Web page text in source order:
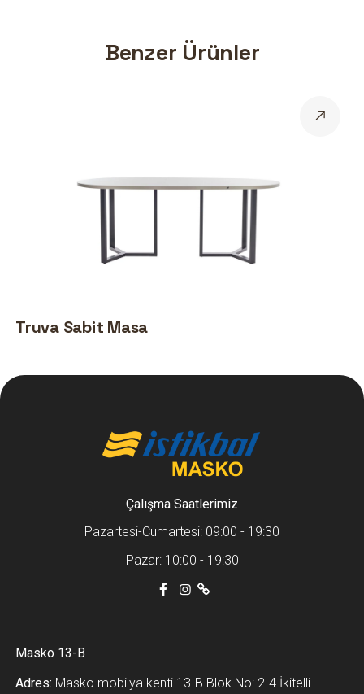
Benzer Ürünler
Truva Sabit Masa
Çalışma Saatlerimiz
Pazartesi-Cumartesi: 09:00 - 19:30
Pazar: 10:00 - 19:30
Masko 13-B
Adres: Masko mobilya kenti 13-B Blok No: 2-4 İkitelli